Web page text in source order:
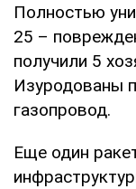
Полностью
25 –
получили 5
Изуродованы
газопровод.
Еще один